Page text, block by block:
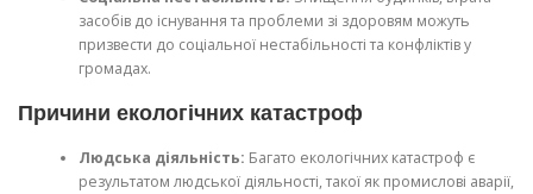
засобів до існування та проблеми зі здоровям можуть
призвести до соціальної нестабільності та конфліктів у
громадах.
Причини екологічних катастроф
Людська діяльність: Багато екологічних катастроф є
результатом людської діяльності, такої як промислові аварії,